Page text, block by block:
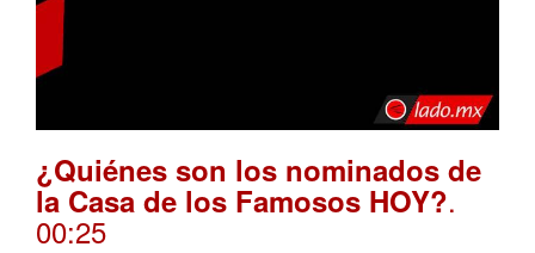
¿Quiénes son los nominados de
la Casa de los Famosos HOY?.
00:25